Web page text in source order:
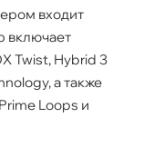
входит
включает
Twist, Hybrid 3
а также
Loops и